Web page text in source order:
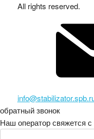
All rights reserved.
обратный звонок
Наш оператор свяжется